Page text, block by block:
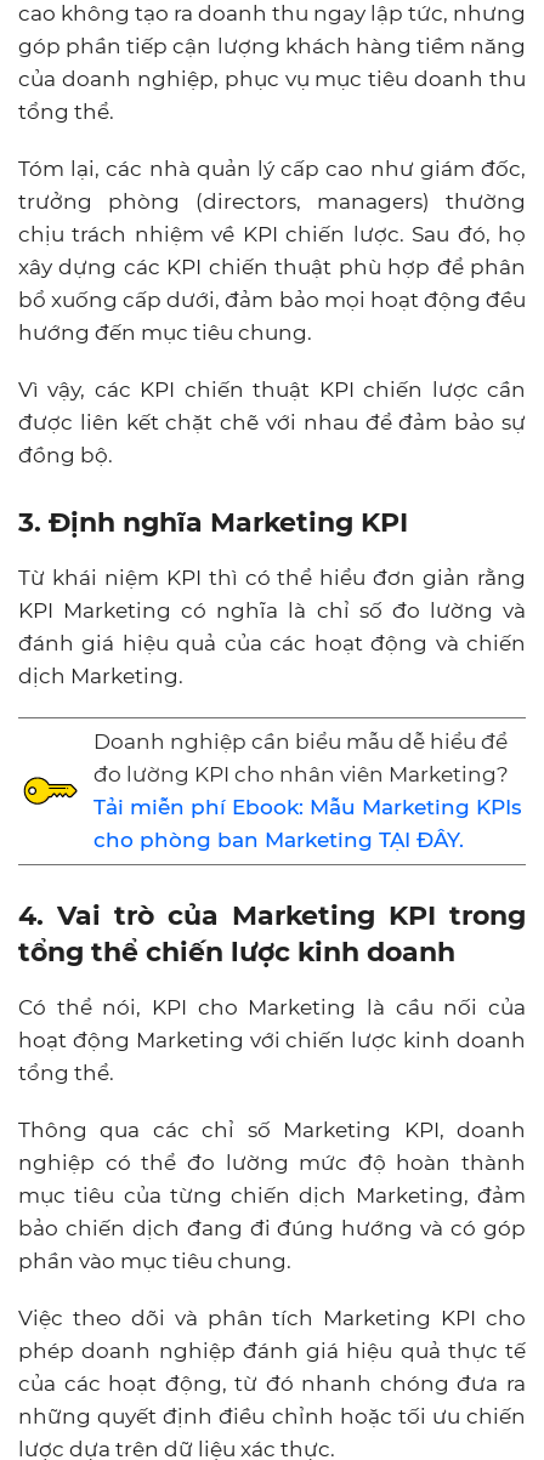
cao không tạo ra doanh thu ngay lập tức, nhưng
góp phần tiếp cận lượng khách hàng tiềm năng
của doanh nghiệp, phục vụ mục tiêu doanh thu
tổng thể.
Tóm lại, các nhà quản lý cấp cao như giám đốc,
trưởng phòng (directors, managers) thường
chịu trách nhiệm về KPI chiến lược. Sau đó, họ
xây dựng các KPI chiến thuật phù hợp để phân
bổ xuống cấp dưới, đảm bảo mọi hoạt động đều
hướng đến mục tiêu chung.
Vì vậy, các KPI chiến thuật KPI chiến lược cần
được liên kết chặt chẽ với nhau để đảm bảo sự
đồng bộ.
3. Định nghĩa Marketing KPI
Từ khái niệm KPI thì có thể hiểu đơn giản rằng
KPI Marketing có nghĩa là chỉ số đo lường và
đánh giá hiệu quả của các hoạt động và chiến
dịch Marketing.
Doanh nghiệp cần biểu mẫu dễ hiểu để
đo lường KPI cho nhân viên Marketing?
Tải miễn phí Ebook: Mẫu Marketing KPIs
cho phòng ban Marketing TẠI ĐÂY.
4. Vai trò của Marketing KPI trong
tổng thể chiến lược kinh doanh
Có thể nói, KPI cho Marketing là cầu nối của
hoạt động Marketing với chiến lược kinh doanh
tổng thể.
Thông qua các chỉ số Marketing KPI, doanh
nghiệp có thể đo lường mức độ hoàn thành
mục tiêu của từng chiến dịch Marketing, đảm
bảo chiến dịch đang đi đúng hướng và có góp
phần vào mục tiêu chung.
Việc theo dõi và phân tích Marketing KPI cho
phép doanh nghiệp đánh giá hiệu quả thực tế
của các hoạt động, từ đó nhanh chóng đưa ra
những quyết định điều chỉnh hoặc tối ưu chiến
lược dựa trên dữ liệu xác thực.